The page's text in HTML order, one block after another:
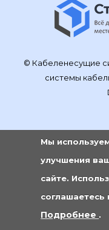
© Кабеленесущие
системы
Мы
улучшения
сайте.
Подробнее .